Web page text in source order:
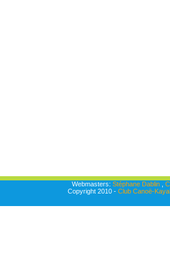
Webmasters: Stéphane Dablin,
Copyright 2010 - Club Canoë-